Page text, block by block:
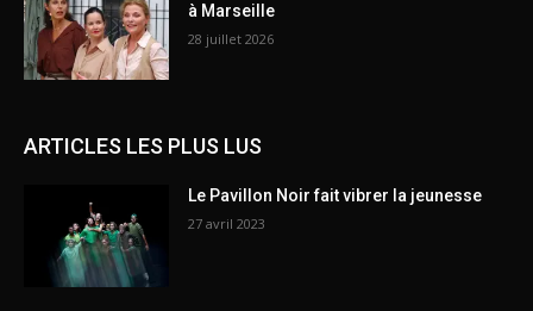
à Marseille
28 juillet 2026
ARTICLES LES PLUS LUS
Le Pavillon Noir fait vibrer la jeunesse
27 avril 2023